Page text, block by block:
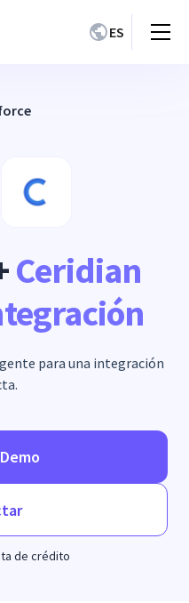
ES
Ceridian
para una integración
de crédito